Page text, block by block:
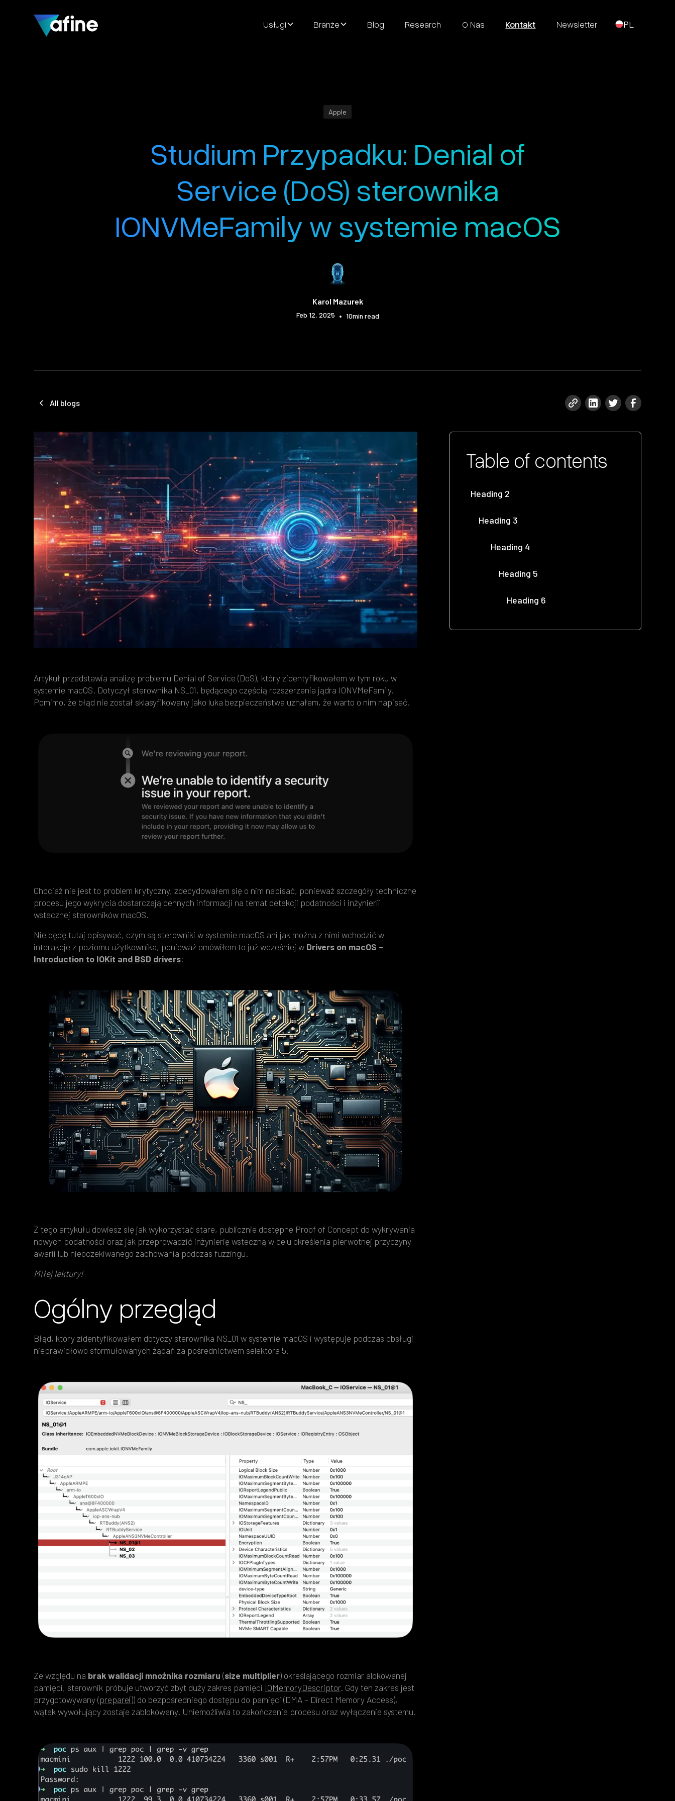
Usługi Branże Blog Research O Nas Kontakt Newsletter PL
Apple
Studium Przypadku: Denial of
Service (DoS) sterownika
IONVMeFamily w systemie macOS
Karol Mazurek
Feb 12, 2025 • 10min read
All blogs
Artykuł przedstawia analizę problemu Denial of Service (DoS), który zidentyfikowałem w tym roku w
systemie macOS. Dotyczył sterownika NS_01, będącego częścią rozszerzenia jądra IONVMeFamily.
Pomimo, że błąd nie został sklasyfikowany jako luka bezpieczeństwa uznałem, że warto o nim napisać.
Chociaż nie jest to problem krytyczny, zdecydowałem się o nim napisać, ponieważ szczegóły techniczne
procesu jego wykrycia dostarczają cennych informacji na temat detekcji podatności i inżynierii
wstecznej sterowników macOS.
Nie będę tutaj opisywać, czym są sterowniki w systemie macOS ani jak można z nimi wchodzić w
interakcje z poziomu użytkownika, ponieważ omówiłem to już wcześniej w Drivers on macOS –
Introduction to IOKit and BSD drivers:
Z tego artykułu dowiesz się jak wykorzystać stare, publicznie dostępne Proof of Concept do wykrywania
nowych podatności oraz jak przeprowadzić inżynierię wsteczną w celu określenia pierwotnej przyczyny
awarii lub nieoczekiwanego zachowania podczas fuzzingu.
Miłej lektury!
Ogólny przegląd
Błąd, który zidentyfikowałem dotyczy sterownika NS_01 w systemie macOS i występuje podczas obsługi
nieprawidłowo sformułowanych żądań za pośrednictwem selektora 5.
Ze względu na brak walidacji mnożnika rozmiaru (size multiplier) określającego rozmiar alokowanej
pamięci, sterownik próbuje utworzyć zbyt duży zakres pamięci IOMemoryDescriptor. Gdy ten zakres jest
przygotowywany (prepare()) do bezpośredniego dostępu do pamięci (DMA – Direct Memory Access),
wątek wywołujący zostaje zablokowany. Uniemożliwia to zakończenie procesu oraz wyłączenie systemu.
Table of contents
Heading 2
Heading 3
Heading 4
Heading 5
Heading 6